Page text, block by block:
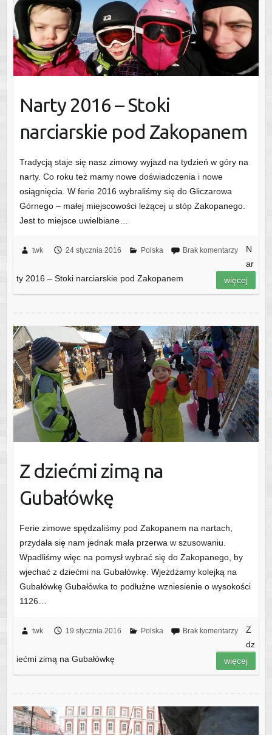
Narty 2016 – Stoki
narciarskie pod Zakopanem
Tradycją staje się nasz zimowy wyjazd na tydzień w góry na
narty. Co roku też mamy nowe doświadczenia i nowe
osiągnięcia. W ferie 2016 wybraliśmy się do Gliczarowa
Górnego – małej miejscowości leżącej u stóp Zakopanego.
Jest to miejsce uwielbiane…
twk 24 stycznia 2016 Polska Brak komentarzy
N
ar
ty 2016 – Stoki narciarskie pod Zakopanem
więcej
Z dziećmi zimą na
Gubałówkę
Ferie zimowe spędzaliśmy pod Zakopanem na nartach,
przydała się nam jednak mała przerwa w szusowaniu.
Wpadliśmy więc na pomysł wybrać się do Zakopanego, by
wjechać z dziećmi na Gubałówkę. Wjeżdżamy kolejką na
Gubałówkę Gubałówka to podłużne wzniesienie o wysokości
1126…
twk 19 stycznia 2016 Polska Brak komentarzy
Z
dz
iećmi zimą na Gubałówkę
więcej